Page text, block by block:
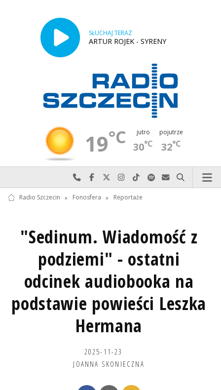
SŁUCHAJ TERAZ
ARTUR ROJEK - SYRENY
19°C jutro
30°C
pojutrze
32°C
Najlepiej po prostu do nas zadzwoń
Odwiedź nas na Facebook-u
Odwiedź nas na X
Odwiedź nas na Instagram-ie
Odwiedź nas na TikTok-u
Szukaj nas na Spotify
Wyślij do nas
Szukaj
Radio Szczecin » Fonosfera » Reportaże
"Sedinum. Wiadomość z
podziemi" - ostatni
odcinek audiobooka na
podstawie powieści Leszka
Hermana
2025-11-23
JOANNA SKONIECZNA